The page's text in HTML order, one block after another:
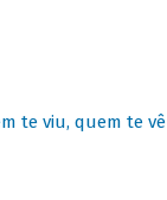
te viu, quem te vê